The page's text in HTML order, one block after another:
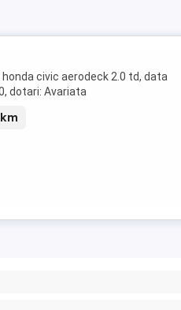
civic aerodeck 2.0 td, data
dotari: Avariata